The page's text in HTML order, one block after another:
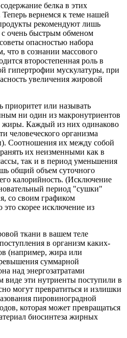
белка в этих
вернемся к теме нашей
рекомендуют лишь
очень быстрым обменом
опасностью набора
что в сознании массового
второстепенная роль в
гипертрофии мускулатуры, при
увеличения жировой
приоритет или называть
ни один из макронутриентов
жиры. Каждый из них одинаково
человеческого организма
Соотношения их между собой
их неизменными как в
так и в период уменьшения
общий объем суточного
калорийность. (Исключение
период "сушки"
со своим графиком
это скорее исключение из
ткани в вашем теле
в организм каких-
(например, жира или
суммарной
над энергозатратами
виде эти нутриенты поступили в
могут превратиться и излишки
пировиноградной
которая может превращаться
биосинтеза жирных